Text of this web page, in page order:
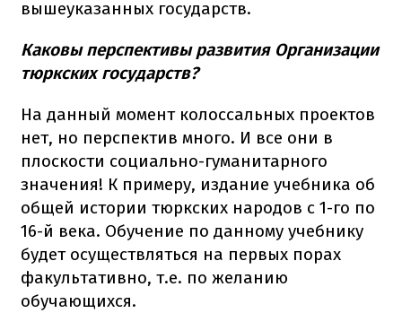
вышеуказанных государств.
Каковы перспективы развития Организации
тюркских государств?
На данный момент колоссальных проектов
нет, но перспектив много. И все они в
плоскости социально-гуманитарного
значения! К примеру, издание учебника об
общей истории тюркских народов с 1-го по
16-й века. Обучение по данному учебнику
будет осуществляться на первых порах
факультативно, т.е. по желанию
обучающихся.